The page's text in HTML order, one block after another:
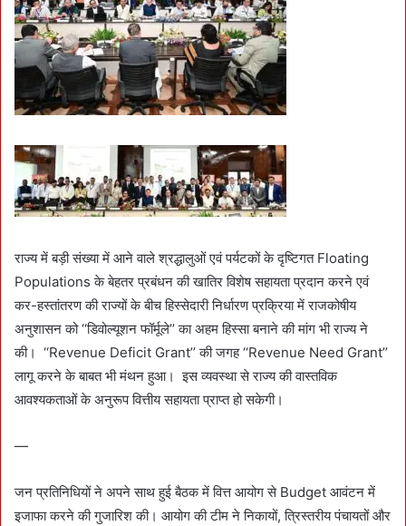
राज्य में बड़ी संख्या में आने वाले श्रद्धालुओं एवं पर्यटकों के दृष्टिगत Floating
Populations के बेहतर प्रबंधन की खातिर विशेष सहायता प्रदान करने एवं
कर-हस्तांतरण की राज्यों के बीच हिस्सेदारी निर्धारण प्रक्रिया में राजकोषीय
अनुशासन को ‘‘डिवोल्यूशन फॉर्मूले’’ का अहम हिस्सा बनाने की मांग भी राज्य ने
की। ‘‘Revenue Deficit Grant’’ की जगह ‘‘Revenue Need Grant’’
लागू करने के बाबत भी मंथन हुआ। इस व्यवस्था से राज्य की वास्तविक
आवश्यकताओं के अनुरूप वित्तीय सहायता प्राप्त हो सकेगी।
—
जन प्रतिनिधियों ने अपने साथ हुई बैठक में वित्त आयोग से Budget आवंटन में
इजाफा करने की गुजारिश की। आयोग की टीम ने निकायों, त्रिस्तरीय पंचायतों और